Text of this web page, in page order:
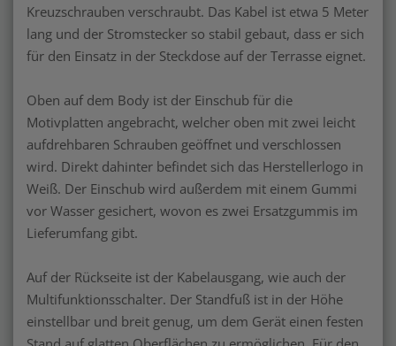
Kreuzschrauben verschraubt. Das Kabel ist etwa 5 Meter
lang und der Stromstecker so stabil gebaut, dass er sich
für den Einsatz in der Steckdose auf der Terrasse eignet.
Oben auf dem Body ist der Einschub für die
Motivplatten angebracht, welcher oben mit zwei leicht
aufdrehbaren Schrauben geöffnet und verschlossen
wird. Direkt dahinter befindet sich das Herstellerlogo in
Weiß. Der Einschub wird außerdem mit einem Gummi
vor Wasser gesichert, wovon es zwei Ersatzgummis im
Lieferumfang gibt.
Auf der Rückseite ist der Kabelausgang, wie auch der
Multifunktionsschalter. Der Standfuß ist in der Höhe
einstellbar und breit genug, um dem Gerät einen festen